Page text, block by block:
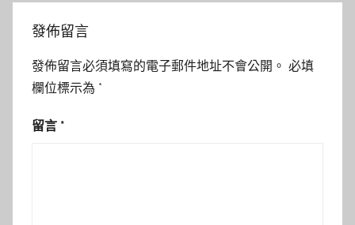
發佈留言
發佈留言必須填寫的電子郵件地址不會公開。 必填
欄位標示為 *
留言 *